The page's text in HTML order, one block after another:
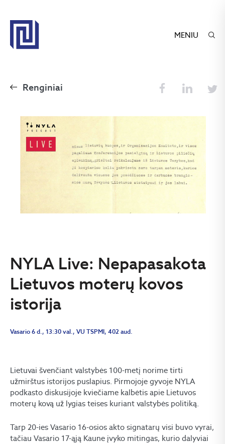
MENIU
Renginiai
NYLA Live: Nepapasakota
Lietuvos moterų kovos
istorija
Vasario 6 d., 13:30 val., VU TSPMI, 402 aud.
Lietuvai švenčiant valstybės 100-metį norime tirti
užmirštus istorijos puslapius. Pirmojoje gyvoje NYLA
podkasto diskusijoje kviečiame kalbėtis apie Lietuvos
moterų kovą už lygias teises kuriant valstybės politiką.
Tarp 20-ies Vasario 16-osios akto signatarų visi buvo vyrai,
tačiau Vasario 17-ąją Kaune įvyko mitingas, kurio dalyviai